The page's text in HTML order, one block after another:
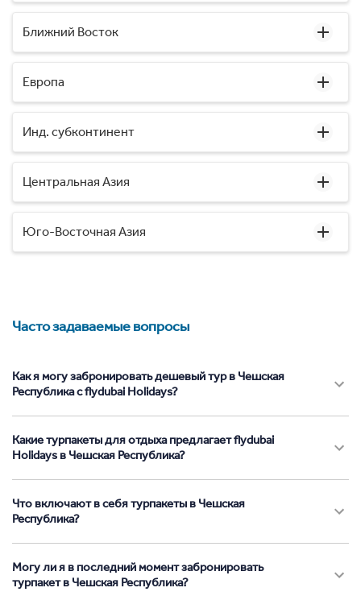
Ближний Восток
Европа
Инд. субконтинент
Центральная Азия
Юго-Восточная Азия
Часто задаваемые вопросы
Как я могу забронировать дешевый тур в Чешская
Республика с flydubai Holidays?
Какие турпакеты для отдыха предлагает flydubai
Holidays в Чешская Республика?
Что включают в себя турпакеты в Чешская
Республика?
Могу ли я в последний момент забронировать
турпакет в Чешская Республика?